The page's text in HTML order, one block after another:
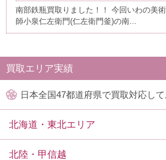
南部鉄瓶買取りました！！ 今回いわの美
師小泉仁左衛門(仁左衛門釜)の南...
買取エリア実績
日本全国47都道府県で買取対応して
北海道・東北エリア
北陸・甲信越